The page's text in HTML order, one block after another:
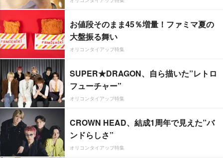
お値段そのまま45％増量！ファミマ夏の
大盤振る舞い
オリコンタイアップ特集
SUPER★DRAGON、自ら描いた”レトロ
フューチャー”
オリコンタイアップ特集
CROWN HEAD、結成1周年で見えた”バ
ンドらしさ”
オリコンタイアップ特集